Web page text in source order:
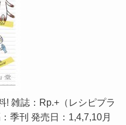
! 雑誌：Rp.+（レシピプラ
季刊 発売日：1,4,7,10月